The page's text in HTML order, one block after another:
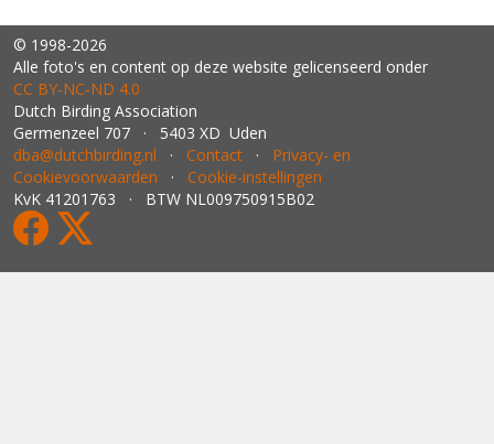
© 1998-2026
Alle foto's en content op deze website gelicenseerd onder
CC BY‑NC‑ND 4.0
Dutch Birding Association
Germenzeel 707 · 5403 XD Uden
dba@dutchbirding.nl · Contact · Privacy- en
Cookievoorwaarden · Cookie-instellingen
KvK 41201763 · BTW NL009750915B02